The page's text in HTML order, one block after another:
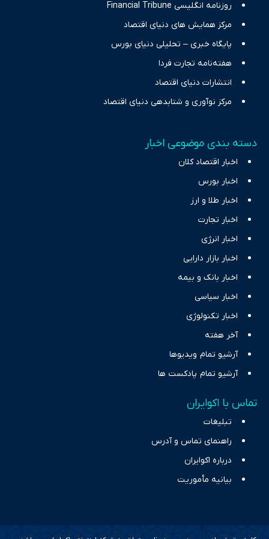
روزنامه انگلیسی Financial Tribune
مرکز همایش های دنیای اقتصاد
پایگاه خبری – تحلیلی دنیای بورس
هفته‌نامه تجارت فردا
انتشارات دنیای اقتصاد
مرکز نوآوری و شتابدهی دنیای اقتصاد
دسته بندی موضوعی اخبار
اخبار اقتصاد کلان
اخبار بورس
اخبار طلا و ارز
اخبار تجارت
اخبار انرژی
اخبار بازار دارایی
اخبار بانک و بیمه
اخبار سیاسی
اخبار تکنولوژی
آخر هفته
آرشیو تمام ویدیوها
آرشیو تمام پادکست ها
تماس با اکوایران
تبلیغات
راهنمای تماس و آدرس
درباره اکوایران
بیانیه مأموریت